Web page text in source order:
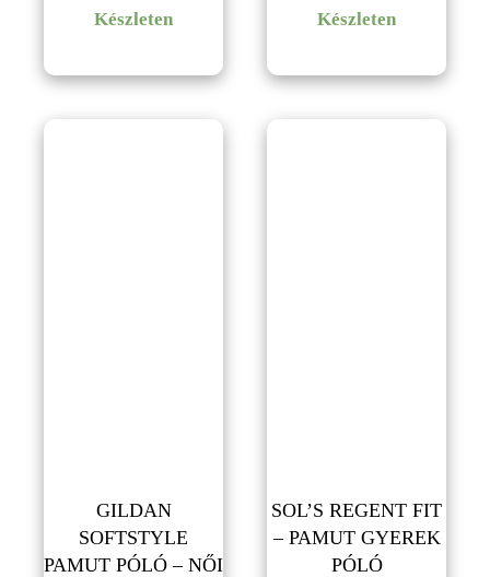
Készleten Készleten
GILDAN
SOFTSTYLE
PAMUT PÓLÓ – NŐI
SOL’S REGENT FIT
– PAMUT GYEREK
PÓLÓ